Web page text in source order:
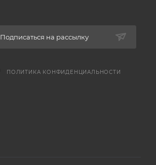
Подписаться на рассылку
ПОЛИТИКА КОНФИДЕНЦИАЛЬНОСТИ